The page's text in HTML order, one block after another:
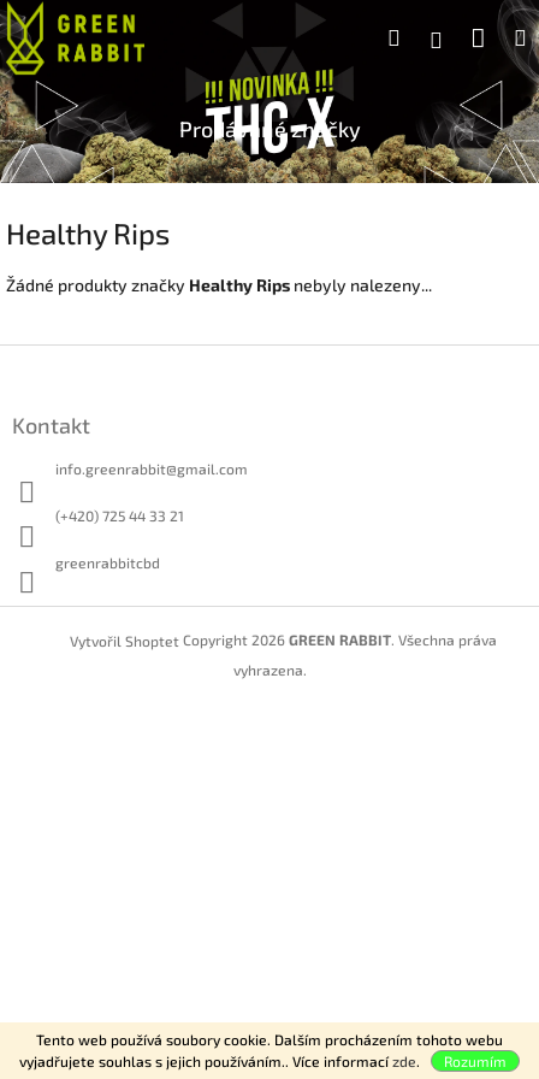
Tento web používá soubory cookie. Dalším procházením tohoto webu
vyjadřujete souhlas s jejich používáním.. Více informacízde. Rozumím
Přejít
na
obsah
Hledat
Prodávané značky
Healthy Rips
Žádné produkty značky Healthy Rips nebyly nalezeny...
Kontakt
info.greenrabbit@gmail.com
(+420) 725 44 33 21
greenrabbitcbd
Vytvořil Shoptet Copyright 2026 GREEN RABBIT. Všechna práva
vyhrazena.